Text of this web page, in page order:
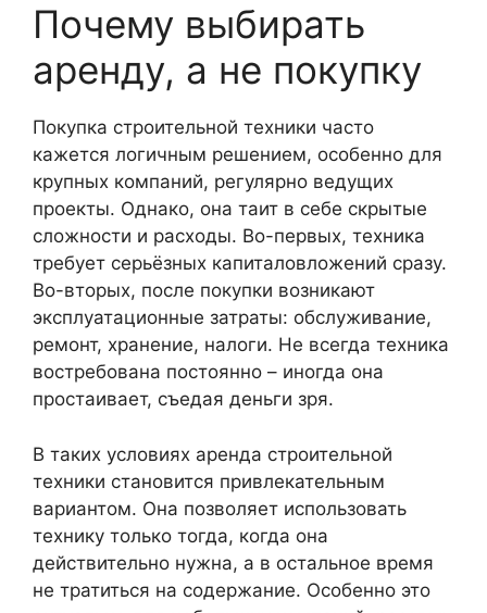
Почему выбирать
аренду, а не покупку
Покупка строительной техники часто
кажется логичным решением, особенно для
крупных компаний, регулярно ведущих
проекты. Однако, она таит в себе скрытые
сложности и расходы. Во-первых, техника
требует серьёзных капиталовложений сразу.
Во-вторых, после покупки возникают
эксплуатационные затраты: обслуживание,
ремонт, хранение, налоги. Не всегда техника
востребована постоянно – иногда она
простаивает, съедая деньги зря.
В таких условиях аренда строительной
техники становится привлекательным
вариантом. Она позволяет использовать
технику только тогда, когда она
действительно нужна, а в остальное время
не тратиться на содержание. Особенно это